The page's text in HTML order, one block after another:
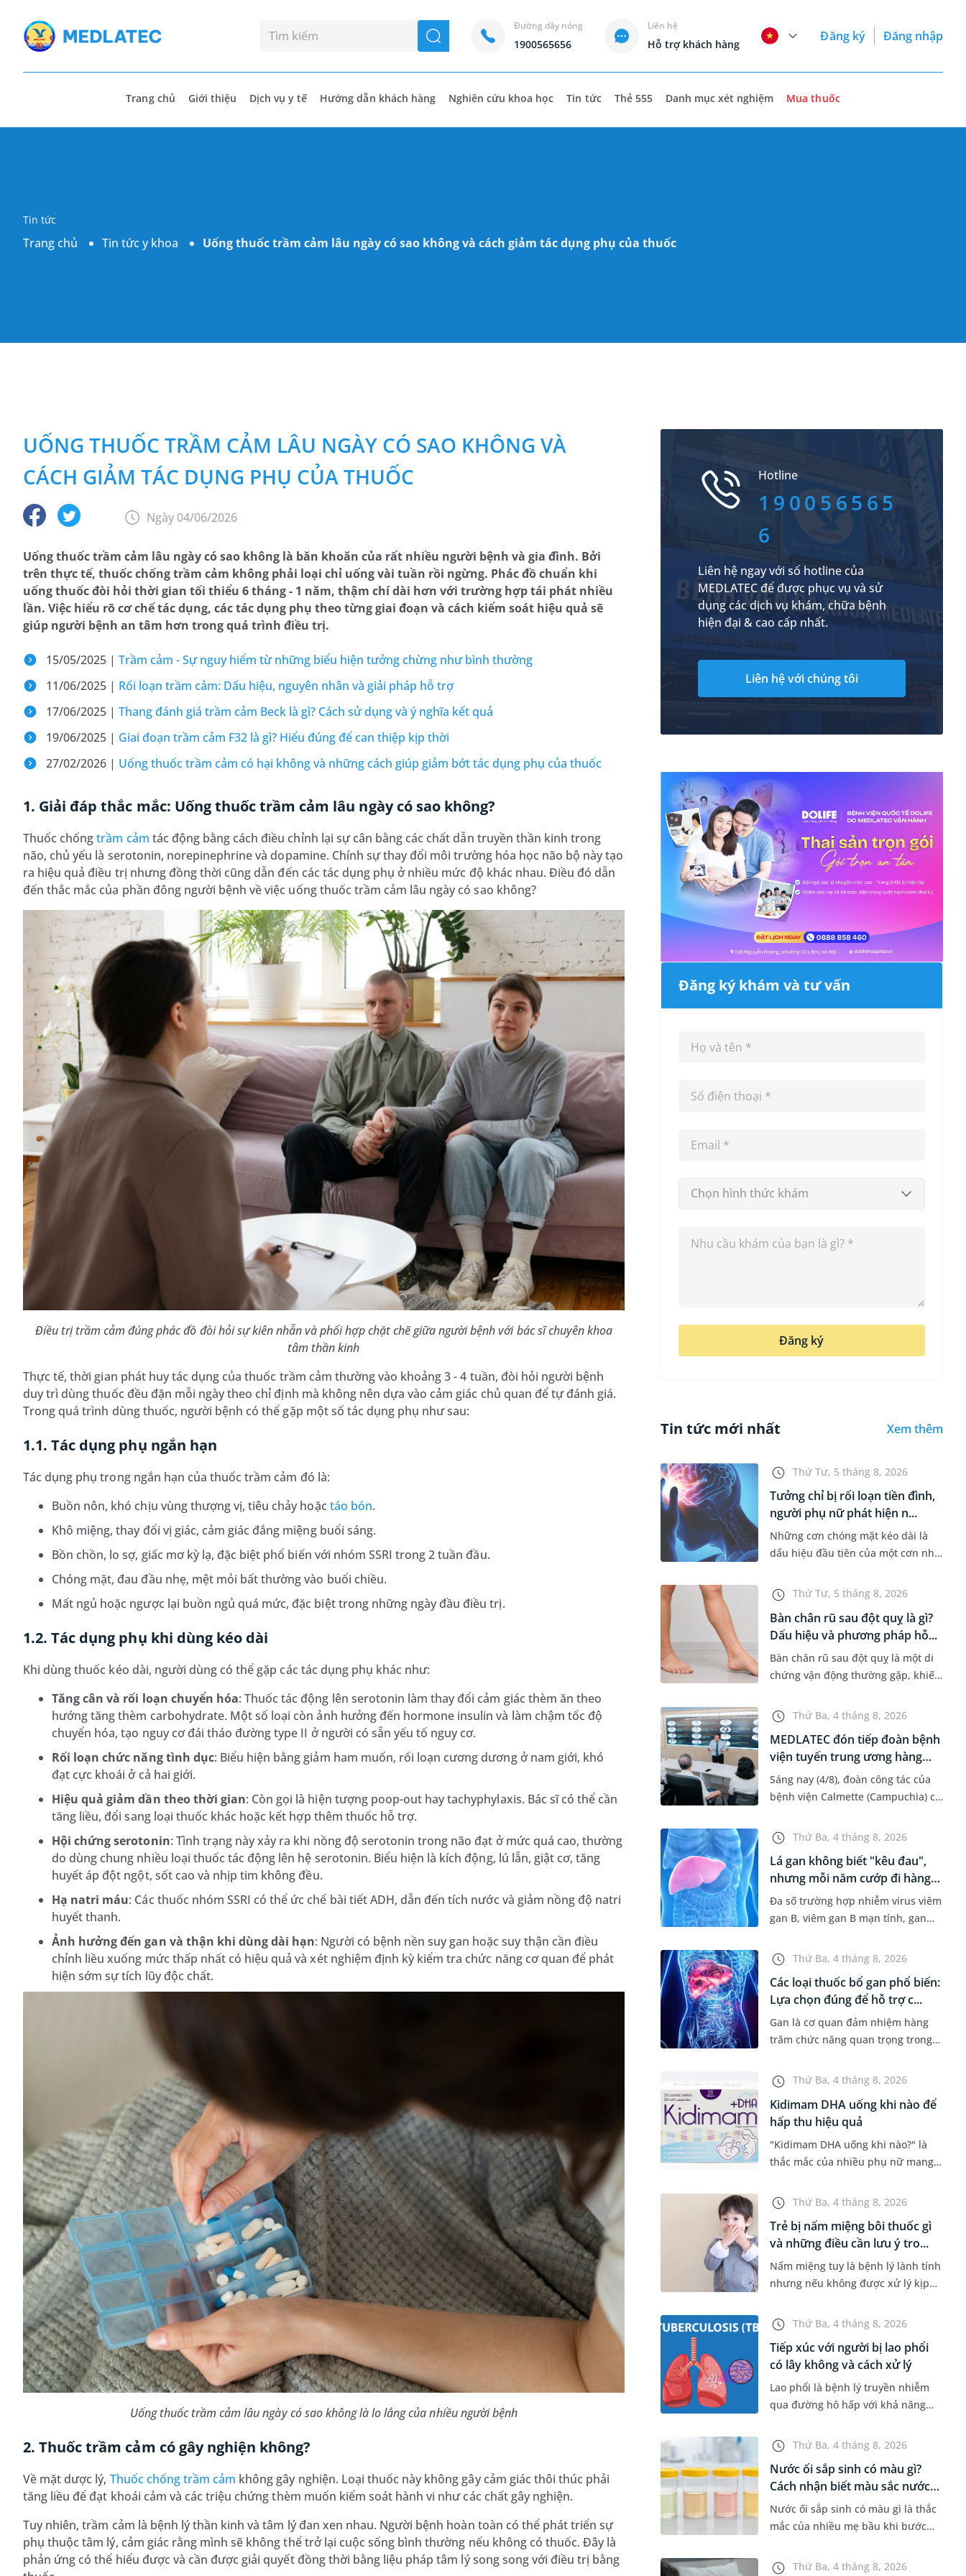
seach
Đường dây nóng
1900565656
Liên hệ
Hỗ trợ khách hàng
Đăng ký Đăng nhập
Trang chủ Giới thiệu Dịch vụ y tế Hướng dẫn khách hàng Nghiên cứu khoa học Tin tức Thẻ 555 Danh mục xét nghiệm Mua thuốc
Tin tức
Trang chủ Tin tức y khoa Uống thuốc trầm cảm lâu ngày có sao không và cách giảm tác dụng phụ của thuốc
UỐNG THUỐC TRẦM CẢM LÂU NGÀY CÓ SAO KHÔNG VÀ
CÁCH GIẢM TÁC DỤNG PHỤ CỦA THUỐC
Ngày 04/06/2026
Uống thuốc trầm cảm lâu ngày có sao không là băn khoăn của rất nhiều người bệnh và gia đình. Bởi
trên thực tế, thuốc chống trầm cảm không phải loại chỉ uống vài tuần rồi ngừng. Phác đồ chuẩn khi
uống thuốc đòi hỏi thời gian tối thiểu 6 tháng - 1 năm, thậm chí dài hơn với trường hợp tái phát nhiều
lần. Việc hiểu rõ cơ chế tác dụng, các tác dụng phụ theo từng giai đoạn và cách kiểm soát hiệu quả sẽ
giúp người bệnh an tâm hơn trong quá trình điều trị.
15/05/2025 | Trầm cảm - Sự nguy hiểm từ những biểu hiện tưởng chừng như bình thường
11/06/2025 | Rối loạn trầm cảm: Dấu hiệu, nguyên nhân và giải pháp hỗ trợ
17/06/2025 | Thang đánh giá trầm cảm Beck là gì? Cách sử dụng và ý nghĩa kết quả
19/06/2025 | Giai đoạn trầm cảm F32 là gì? Hiểu đúng để can thiệp kịp thời
27/02/2026 | Uống thuốc trầm cảm có hại không và những cách giúp giảm bớt tác dụng phụ của thuốc
1. Giải đáp thắc mắc: Uống thuốc trầm cảm lâu ngày có sao không?
Thuốc chốngtrầm cảm tác động bằng cách điều chỉnh lại sự cân bằng các chất dẫn truyền thần kinh trong
não, chủ yếu là serotonin, norepinephrine và dopamine. Chính sự thay đổi môi trường hóa học não bộ này tạo
ra hiệu quả điều trị nhưng đồng thời cũng dẫn đến các tác dụng phụ ở nhiều mức độ khác nhau. Điều đó dẫn
đến thắc mắc của phần đông người bệnh về việc uống thuốc trầm cảm lâu ngày có sao không?
Điều trị trầm cảm đúng phác đồ đòi hỏi sự kiên nhẫn và phối hợp chặt chẽ giữa người bệnh với bác sĩ chuyên khoa
tâm thần kinh
Thực tế, thời gian phát huy tác dụng của thuốc trầm cảm thường vào khoảng 3 - 4 tuần, đòi hỏi người bệnh
duy trì dùng thuốc đều đặn mỗi ngày theo chỉ định mà không nên dựa vào cảm giác chủ quan để tự đánh giá.
Trong quá trình dùng thuốc, người bệnh có thể gặp một số tác dụng phụ như sau:
1.1. Tác dụng phụ ngắn hạn
Tác dụng phụ trong ngắn hạn của thuốc trầm cảm đó là:
Buồn nôn, khó chịu vùng thượng vị, tiêu chảy hoặc táo bón.
Khô miệng, thay đổi vị giác, cảm giác đắng miệng buổi sáng.
Bồn chồn, lo sợ, giấc mơ kỳ lạ, đặc biệt phổ biến với nhóm SSRI trong 2 tuần đầu.
Chóng mặt, đau đầu nhẹ, mệt mỏi bất thường vào buổi chiều.
Mất ngủ hoặc ngược lại buồn ngủ quá mức, đặc biệt trong những ngày đầu điều trị.
1.2. Tác dụng phụ khi dùng kéo dài
Khi dùng thuốc kéo dài, người dùng có thể gặp các tác dụng phụ khác như:
Tăng cân và rối loạn chuyển hóa: Thuốc tác động lên serotonin làm thay đổi cảm giác thèm ăn theo
hướng tăng thèm carbohydrate. Một số loại còn ảnh hưởng đến hormone insulin và làm chậm tốc độ
chuyển hóa, tạo nguy cơ đái tháo đường type II ở người có sẵn yếu tố nguy cơ.
Rối loạn chức năng tình dục: Biểu hiện bằng giảm ham muốn, rối loạn cương dương ở nam giới, khó
đạt cực khoái ở cả hai giới.
Hiệu quả giảm dần theo thời gian: Còn gọi là hiện tượng poop-out hay tachyphylaxis. Bác sĩ có thể cần
tăng liều, đổi sang loại thuốc khác hoặc kết hợp thêm thuốc hỗ trợ.
Hội chứng serotonin: Tình trạng này xảy ra khi nồng độ serotonin trong não đạt ở mức quá cao, thường
do dùng chung nhiều loại thuốc tác động lên hệ serotonin. Biểu hiện là kích động, lú lẫn, giật cơ, tăng
huyết áp đột ngột, sốt cao và nhịp tim không đều.
Hạ natri máu: Các thuốc nhóm SSRI có thể ức chế bài tiết ADH, dẫn đến tích nước và giảm nồng độ natri
huyết thanh.
Ảnh hưởng đến gan và thận khi dùng dài hạn: Người có bệnh nền suy gan hoặc suy thận cần điều
chỉnh liều xuống mức thấp nhất có hiệu quả và xét nghiệm định kỳ kiểm tra chức năng cơ quan để phát
hiện sớm sự tích lũy độc chất.
Uống thuốc trầm cảm lâu ngày có sao không là lo lắng của nhiều người bệnh
2. Thuốc trầm cảm có gây nghiện không?
Về mặt dược lý, Thuốc chống trầm cảm không gây nghiện. Loại thuốc này không gây cảm giác thôi thúc phải
tăng liều để đạt khoái cảm và các triệu chứng thèm muốn kiểm soát hành vi như các chất gây nghiện.
Tuy nhiên, trầm cảm là bệnh lý thần kinh và tâm lý đan xen nhau. Người bệnh hoàn toàn có thể phát triển sự
phụ thuộc tâm lý, cảm giác rằng mình sẽ không thể trở lại cuộc sống bình thường nếu không có thuốc. Đây là
phản ứng có thể hiểu được và cần được giải quyết đồng thời bằng liệu pháp tâm lý song song với điều trị bằng
Hotline
190056565
6
Liên hệ ngay với số hotline của
MEDLATEC để được phục vụ và sử
dụng các dịch vụ khám, chữa bệnh
hiện đại & cao cấp nhất.
Liên hệ với chúng tôi
Đăng ký khám và tư vấn
Chọn hình thức khám
Đăng ký
Tin tức mới nhất Xem thêm
Thứ Tư, 5 tháng 8, 2026
Tưởng chỉ bị rối loạn tiền đình,
người phụ nữ phát hiện n...
Những cơn chóng mặt kéo dài là
dấu hiệu đầu tiên của một cơn nhồi
hề hay biết. Tại BVĐK MEDLATEC,
chiến lược chẩn đoán chính...
Thứ Tư, 5 tháng 8, 2026
Bàn chân rũ sau đột quỵ là gì?
Dấu hiệu và phương pháp hỗ...
Bàn chân rũ sau đột quỵ là một di
chứng vận động thường gặp, khiến
đi lại, làm tăng nguy cơ vấp ngã và
ảnh hưởng đến khả năn...
Thứ Ba, 4 tháng 8, 2026
MEDLATEC đón tiếp đoàn bệnh
viện tuyến trung ương hàng
đầ...
Sáng nay (4/8), đoàn công tác của
bệnh viện Calmette (Campuchia) có
việc tại Hệ thống Y tế MEDLATEC.
Chuyến thăm quan góp ph...
Thứ Ba, 4 tháng 8, 2026
Lá gan không biết "kêu đau",
nhưng mỗi năm cướp đi hàng
t...
Đa số trường hợp nhiễm virus viêm
gan B, viêm gan B mạn tính, gan
mờ nhạt, hoặc không có dấu hiệu.
Đây có thể là con đường dẫn...
Thứ Ba, 4 tháng 8, 2026
Các loại thuốc bổ gan phổ biến:
Lựa chọn đúng để hỗ trợ c...
Gan là cơ quan đảm nhiệm hàng
trăm chức năng quan trọng trong
thải độc đến tổng hợp các chất cần
thiết cho sự sống. Với mon...
Thứ Ba, 4 tháng 8, 2026
Kidimam DHA uống khi nào để
hấp thu hiệu quả
"Kidimam DHA uống khi nào?" là
thắc mắc của nhiều phụ nữ mang
chọn sản phẩm bổ sung DHA. Bên
cạnh việc chọn đúng sản phẩm,...
Thứ Ba, 4 tháng 8, 2026
Trẻ bị nấm miệng bôi thuốc gì
và những điều cần lưu ý tro...
Nấm miệng tuy là bệnh lý lành tính
nhưng nếu không được xử lý kịp
khóc và bỏ ăn, bỏ bú. Để giúp con
nhanh chóng khỏi bệnh...
Thứ Ba, 4 tháng 8, 2026
Tiếp xúc với người bị lao phổi
có lây không và cách xử lý
Lao phổi là bệnh lý truyền nhiễm
qua đường hô hấp với khả năng
cộng đồng nếu không được kiểm
soát tốt. Vậy khi tiếp xúc với n...
Thứ Ba, 4 tháng 8, 2026
Nước ối sắp sinh có màu gì?
Cách nhận biết màu sắc nước
ố...
Nước ối sắp sinh có màu gì là thắc
mắc của nhiều mẹ bầu khi bước
nhận biết đặc điểm của nước ối khi
Thứ Ba, 4 tháng 8, 2026